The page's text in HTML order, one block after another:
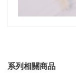
系列相關商品